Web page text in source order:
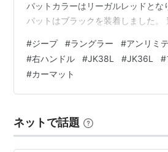
パットカラーはリーガルレッドとな
パットはブラックを装着しました。
JK38L/JK36L 後期のマイナー後 右
期 4ドア 右ハンドル 5枚組 2007/3
左ハンドル 4枚組 2007/3～2011/2
ル 5枚組 2011/2～2013/12 後期の
#ジープ #ラングラー #アンリミ
#右ハンドル #JK38L #JK36L #
#カーマット
ネットで話題